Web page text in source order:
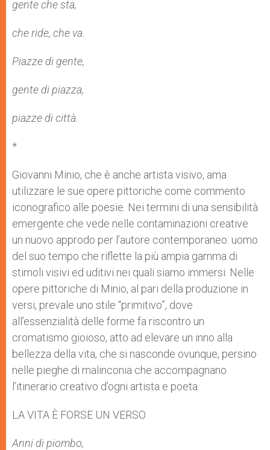
gente che sta,
che ride, che va.
Piazze di gente,
gente di piazza,
piazze di città.
*
Giovanni Minio, che è anche artista visivo, ama
utilizzare le sue opere pittoriche come commento
iconografico alle poesie. Nei termini di una sensibilità
emergente che vede nelle contaminazioni creative
un nuovo approdo per l’autore contemporaneo: uomo
del suo tempo che riflette la più ampia gamma di
stimoli visivi ed uditivi nei quali siamo immersi. Nelle
opere pittoriche di Minio, al pari della produzione in
versi, prevale uno stile “primitivo”, dove
all’essenzialità delle forme fa riscontro un
cromatismo gioioso, atto ad elevare un inno alla
bellezza della vita, che si nasconde ovunque, persino
nelle pieghe di malinconia che accompagnano
l’itinerario creativo d’ogni artista e poeta.
LA VITA È FORSE UN VERSO
Anni di piombo,